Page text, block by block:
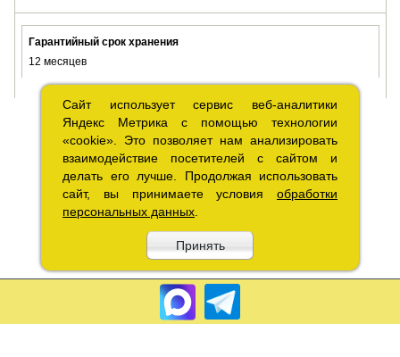
Гарантийный срок хранения
12 месяцев
Сайт использует сервис веб-аналитики
Яндекс Метрика с помощью технологии
«cookie». Это позволяет нам анализировать
взаимодействие посетителей с сайтом и
делать его лучше. Продолжая использовать
сайт, вы принимаете условия обработки
персональных данных
Принять
Сайт использует сервис веб-аналитики
Яндекс Метрика с помощью технологии
«cookie». Это позволяет нам анализировать
взаимодействие посетителей с сайтом и
делать его лучше. Продолжая использовать
сайт, вы принимаете условия обработки
персональных данных
Принять